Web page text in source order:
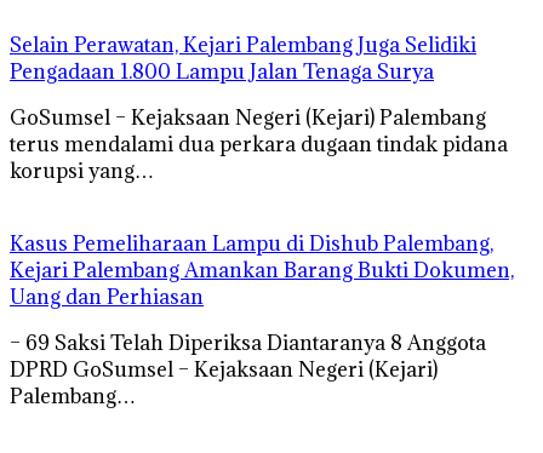
Selain Perawatan, Kejari Palembang Juga Selidiki
Pengadaan 1.800 Lampu Jalan Tenaga Surya
GoSumsel – Kejaksaan Negeri (Kejari) Palembang
terus mendalami dua perkara dugaan tindak pidana
korupsi yang…
Kasus Pemeliharaan Lampu di Dishub Palembang,
Kejari Palembang Amankan Barang Bukti Dokumen,
Uang dan Perhiasan
– 69 Saksi Telah Diperiksa Diantaranya 8 Anggota
DPRD GoSumsel – Kejaksaan Negeri (Kejari)
Palembang…